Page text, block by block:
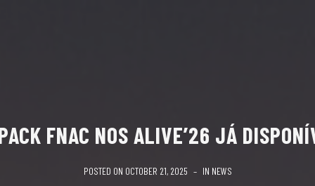
FNAC NOS ALIVE’26 JÁ
POSTED ON OCTOBER 21, 2025 IN NEWS